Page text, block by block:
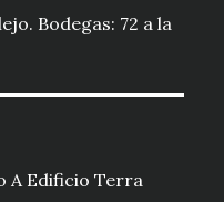
Bodegas: 72 a la
A Edificio Terra